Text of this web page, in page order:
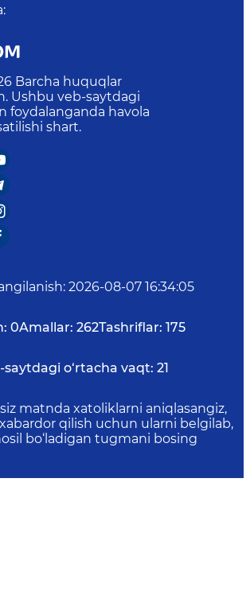
:
Barcha huquqlar
Ushbu veb-saytdagi
foydalanganda havola
shart.
: 2026-08-07 16:34:05
0Amallar: 262Tashriflar: 175
saytdagi o‘rtacha vaqt: 21
matnda xatoliklarni aniqlasangiz,
qilish uchun ularni belgilab,
bo‘ladigan tugmani bosing